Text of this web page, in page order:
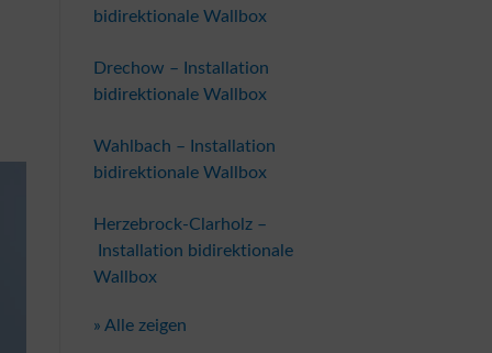
bidirektionale Wallbox
Drechow – Installation
bidirektionale Wallbox
Wahlbach – Installation
bidirektionale Wallbox
Herzebrock-Clarholz –
Installation bidirektionale
Wallbox
» Alle zeigen